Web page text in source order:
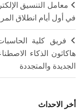
في أول أيام انطلاق
فريق كلية
هاكاثون الذكاء
الجديدة والمتجددة
أخر الاحداث